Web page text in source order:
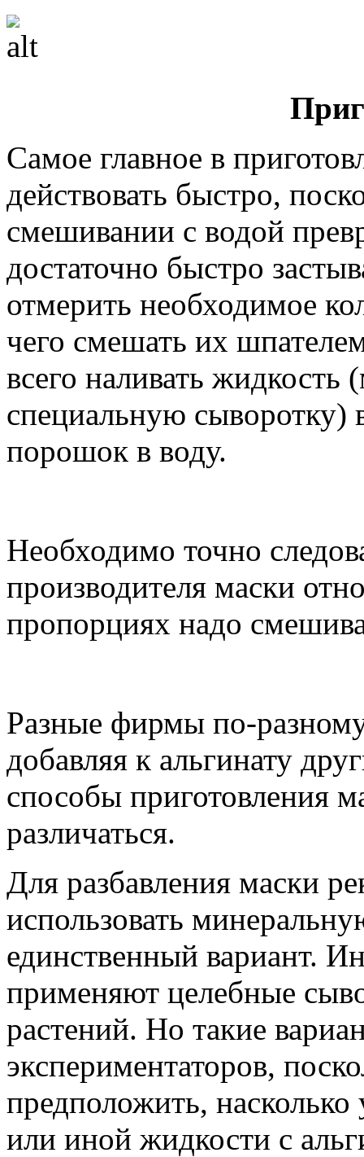
Самое главное в
действовать быстро,
смешивании с водой
достаточно быстро
отмерить необходимое
чего смешать их
всего наливать
специальную сыворотку)
порошок в воду.
Необходимо точно
производителя маски
пропорциях надо
Разные фирмы по-
добавляя к альгинату
способы приготовления
различаться.
Для разбавления маски
использовать
единственный вариант.
применяют целебные
растений. Но такие
экспериментаторов,
предположить,
или иной жидкости с